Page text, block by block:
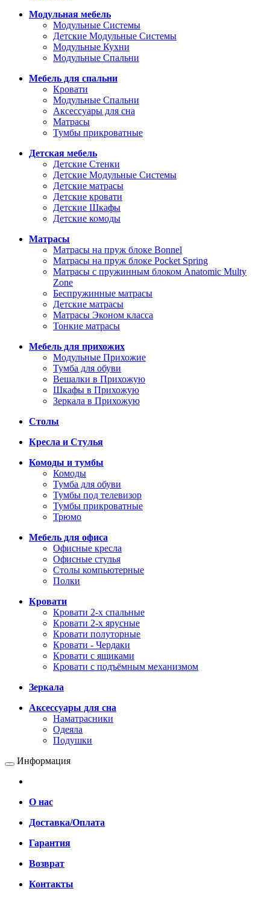
Модульная мебель
Модульные Системы
Детские Модульные Системы
Модульные Кухни
Модульные Спальни
Мебель для спальни
Кровати
Модульные Спальни
Аксессуары для сна
Матрасы
Тумбы прикроватные
Детская мебель
Детские Стенки
Детские Модульные Системы
Детские матрасы
Детские кровати
Детские Шкафы
Детские комоды
Матрасы
Матрасы на пруж блоке Bonnel
Матрасы на пруж блоке Pocket Spring
Матрасы с пружинным блоком Anatomic Multy
Zone
Беспружинные матрасы
Детские матрасы
Матрасы Эконом класса
Тонкие матрасы
Мебель для прихожих
Модульные Прихожие
Тумба для обуви
Вешалки в Прихожую
Шкафы в Прихожую
Зеркала в Прихожую
Столы
Кресла и Стулья
Комоды и тумбы
Комоды
Тумба для обуви
Тумбы под телевизор
Тумбы прикроватные
Трюмо
Мебель для офиса
Офисные кресла
Офисные стулья
Столы компьютерные
Полки
Кровати
Кровати 2-х спальные
Кровати 2-х ярусные
Кровати полуторные
Кровати - Чердаки
Кровати с ящиками
Кровати с подъёмным механизмом
Зеркала
Аксессуары для сна
Наматрасники
Одеяла
Подушки
Информация
О нас
Доставка/Оплата
Гарантия
Возврат
Контакты